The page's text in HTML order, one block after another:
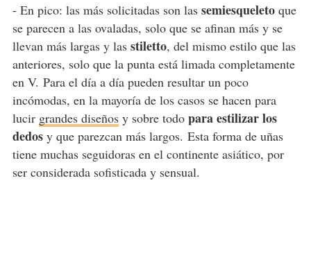
- En pico: las más solicitadas son las semiesqueletoque
se parecen a las ovaladas, solo que se afinan más y se
llevan más largas y las stiletto, del mismo estilo que las
anteriores, solo que la punta está limada completamente
en V. Para el día a día pueden resultar un poco
incómodas, en la mayoría de los casos se hacen para
lucir grandes diseñosy sobre todo para estilizar los
dedosy que parezcan más largos. Esta forma de uñas
tiene muchas seguidoras en el continente asiático, por
ser considerada sofisticada y sensual.